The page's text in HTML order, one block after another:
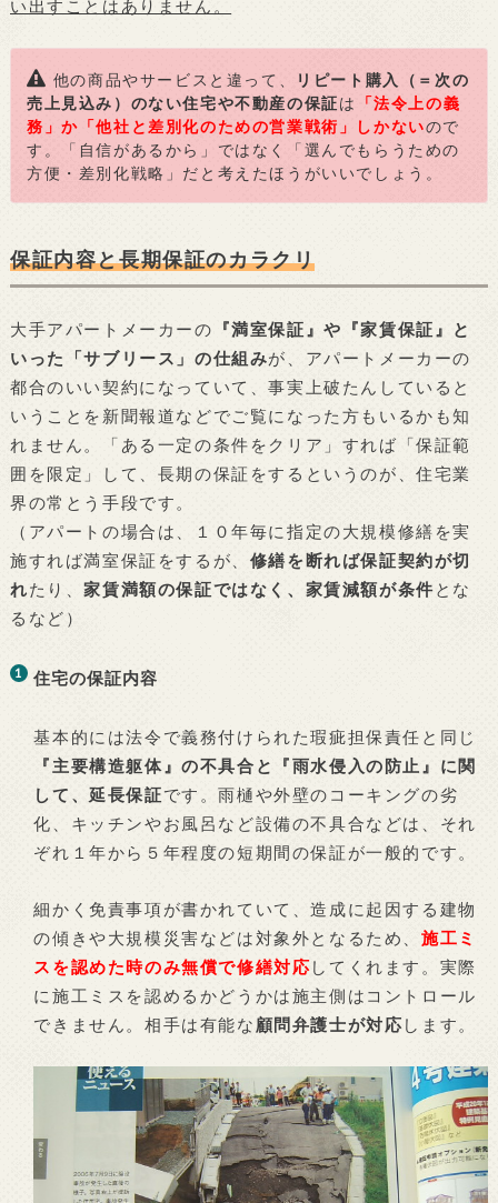
い出すことはありません。
他の商品やサービスと違って、
リピート購入（＝次の
売上見込み）のない住宅や不動産の保証は
「法令上の義
務」か「他社と差別化のための営業戦術」しかないので
す。「自信があるから」ではなく「選んでもらうための
方便・差別化戦略」だと考えたほうがいいでしょう。
保証内容と長期保証のカラクリ
大手アパートメーカーの 『満室保証』や『家賃保証』と
いった「サブリース」の仕組みが、アパートメーカーの
都合のいい契約になっていて、事実上破たんしていると
いうことを新聞報道などでご覧になった方もいるかも知
れません。「ある一定の条件をクリア」すれば「保証範
囲を限定」して、長期の保証をするというのが、住宅業
界の常とう手段です。
（アパートの場合は、１０年毎に指定の大規模修繕を実
施すれば満室保証をするが、 修繕を断れば保証契約が切
れたり、家賃満額の保証ではなく、家賃減額が条件とな
るなど）
住宅の保証内容
基本的には法令で義務付けられた瑕疵担保責任と同じ
『主要構造躯体』の不具合と『雨水侵入の防止』に関
して、延長保証です。雨樋や外壁のコーキングの劣
化、キッチンやお風呂など設備の不具合などは、それ
ぞれ１年から５年程度の短期間の保証が一般的です。
細かく免責事項が書かれていて、造成に起因する建物
の傾きや大規模災害などは対象外となるため、施工ミ
スを認めた時のみ無償で修繕対応してくれます。実際
に施工ミスを認めるかどうかは施主側はコントロール
できません。相手は有能な 顧問弁護士が対応します。